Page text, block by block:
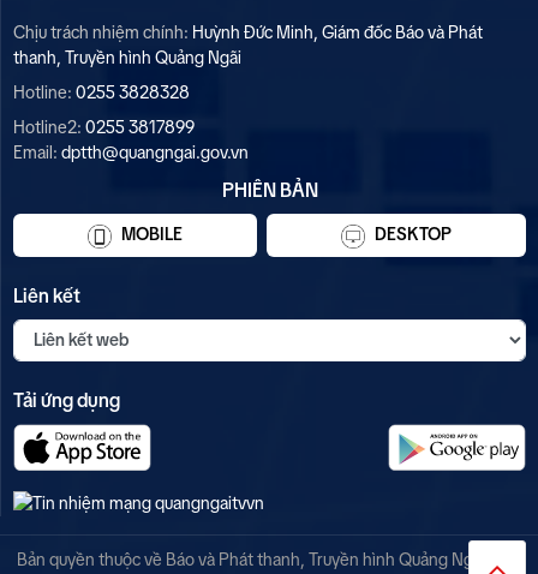
Chịu trách nhiệm chính: Huỳnh Đức Minh, Giám đốc Báo và Phát
thanh, Truyền hình Quảng Ngãi
Hotline: 0255 3828328
Hotline2: 0255 3817899
Email: dptth@quangngai.gov.vn
PHIÊN BẢN
MOBILE DESKTOP
Liên kết
Tải ứng dụng
Bản quyền thuộc về Báo và Phát thanh, Truyền hình Quảng Ngãi. Mọi